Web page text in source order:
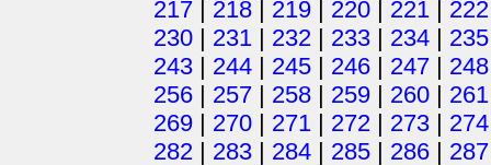
217 | 218 | 219 | 220 | 221 | 222
230 | 231 | 232 | 233 | 234 | 235
243 | 244 | 245 | 246 | 247 | 248
256 | 257 | 258 | 259 | 260 | 261
269 | 270 | 271 | 272 | 273 | 274
282 | 283 | 284 | 285 | 286 | 287